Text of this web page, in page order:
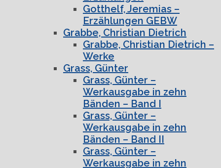
Gotthelf, Jeremias –
Erzählungen GEBW
Grabbe, Christian Dietrich
Grabbe, Christian Dietrich –
Werke
Grass, Günter
Grass, Günter –
Werkausgabe in zehn
Bänden – Band I
Grass, Günter –
Werkausgabe in zehn
Bänden – Band II
Grass, Günter –
Werkausgabe in zehn